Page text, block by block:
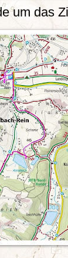
um das